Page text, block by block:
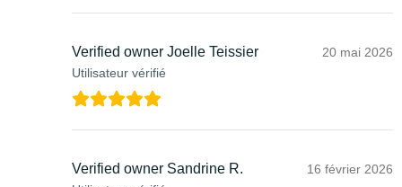
Verified owner Joelle Teissier
Utilisateur vérifié
20 mai 2026
Verified owner Sandrine R. 16 février 2026